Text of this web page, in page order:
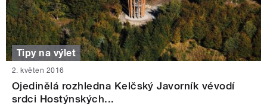
Tipy na výlet
2. květen 2016
Ojedinělá rozhledna Kelčský Javorník vévodí
srdci Hostýnských...